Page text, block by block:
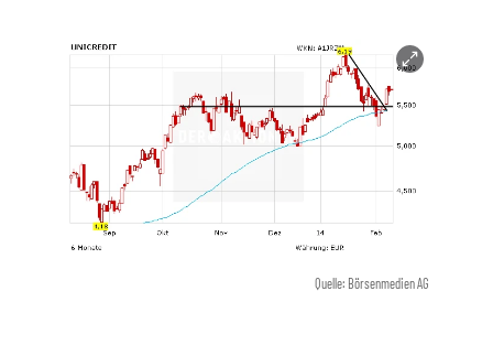
Quelle: Börsenmedien AG